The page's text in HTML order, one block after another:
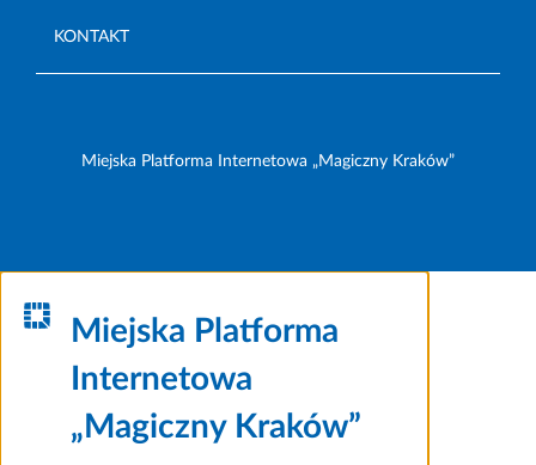
KONTAKT
Miejska Platforma Internetowa „Magiczny Kraków”
Miejska Platforma
Internetowa
„Magiczny Kraków”